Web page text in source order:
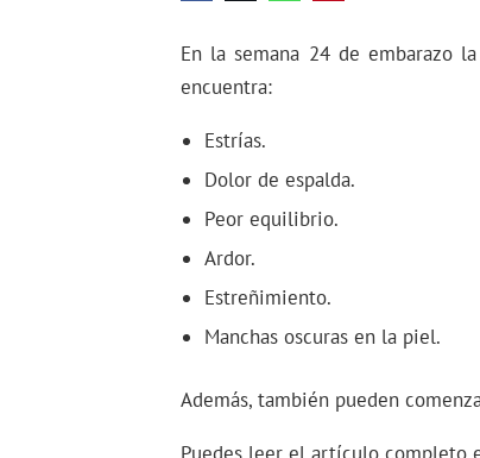
En la semana 24 de embarazo
encuentra:
Estrías.
Dolor de espalda.
Peor equilibrio.
Ardor.
Estreñimiento.
Manchas oscuras en la piel.
Además, también pueden